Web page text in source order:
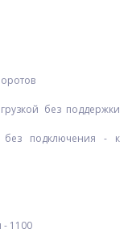
без поддержки
без подключения - к
1100